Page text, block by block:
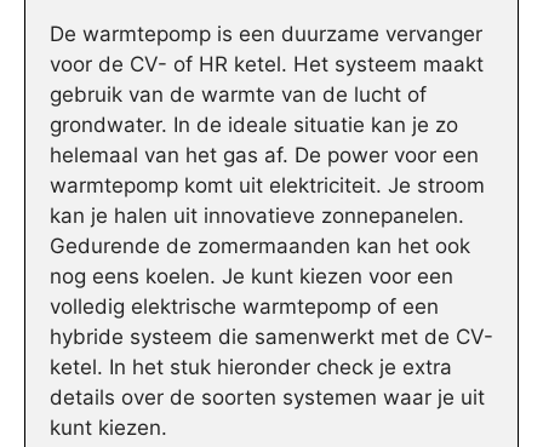
De warmtepomp is een duurzame vervanger
voor de CV- of HR ketel. Het systeem maakt
gebruik van de warmte van de lucht of
grondwater. In de ideale situatie kan je zo
helemaal van het gas af. De power voor een
warmtepomp komt uit elektriciteit. Je stroom
kan je halen uit innovatieve zonnepanelen.
Gedurende de zomermaanden kan het ook
nog eens koelen. Je kunt kiezen voor een
volledig elektrische warmtepomp of een
hybride systeem die samenwerkt met de CV-
ketel. In het stuk hieronder check je extra
details over de soorten systemen waar je uit
kunt kiezen.